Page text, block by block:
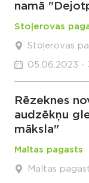
namā
Stoļerovas
Stoļerovas
05.06.2023 -
Rēzeknes
audzēkņu
māksla"
Maltas pagasts
Maltas